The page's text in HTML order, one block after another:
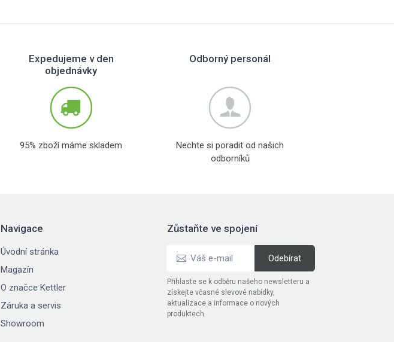
Expedujeme v den
objednávky
95% zboží máme skladem
Odborný personál
Nechte si poradit od našich
odborníků
Navigace
Úvodní stránka
Magazín
O značce Kettler
Záruka a servis
Showroom
Zůstaňte ve spojení
Přihlaste se k odběru našeho newsletteru a
získejte včasné slevové nabídky,
aktualizace a informace o nových
produktech.